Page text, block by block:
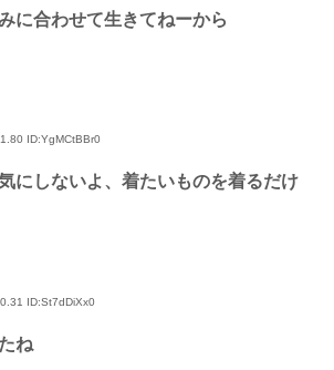
に合わせて生きてねーから
ID:YgMCtBBr0
にしないよ、着たいものを着るだけ
ID:St7dDiXx0
ね